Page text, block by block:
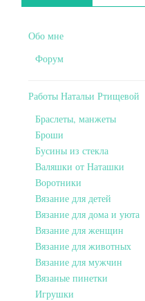
Обо мне
Форум
Работы Натальи Ртищевой
Браслеты, манжеты
Броши
Бусины из стекла
Валяшки от Наташки
Воротники
Вязание для детей
Вязание для дома и уюта
Вязание для женщин
Вязание для животных
Вязание для мужчин
Вязаные пинетки
Игрушки